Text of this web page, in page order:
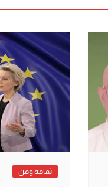
ثقافة وفن